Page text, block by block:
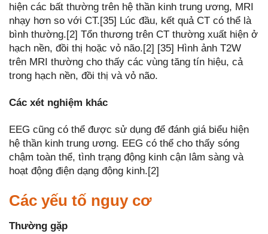
hiện các bất thường trên hệ thần kinh trung ương, MRI
nhạy hơn so với CT.[35] Lúc đầu, kết quả CT có thể là
bình thường.[2] Tổn thương trên CT thường xuất hiện ở
hạch nền, đồi thị hoặc vỏ não.[2] [35] Hình ảnh T2W
trên MRI thường cho thấy các vùng tăng tín hiệu, cả
trong hạch nền, đồi thị và vỏ não.
Các xét nghiệm khác
EEG cũng có thể được sử dụng để đánh giá biểu hiện
hệ thần kinh trung ương. EEG có thể cho thấy sóng
chậm toàn thể, tình trạng động kinh cận lâm sàng và
hoạt động điện dạng động kinh.[2]
Các yếu tố nguy cơ
Thường gặp